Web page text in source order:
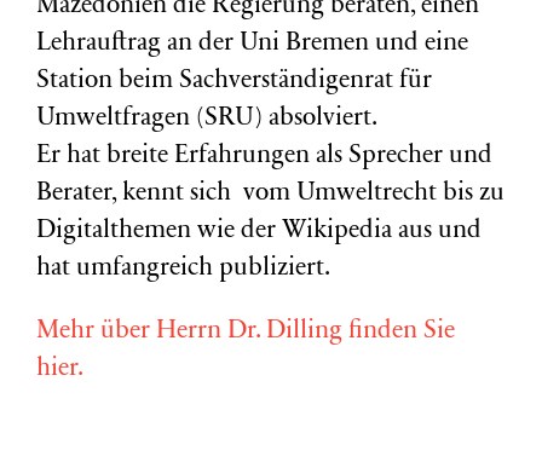
Mazedonien die Regierung beraten, einen
Lehrauftrag an der Uni Bremen und eine
Station beim Sachverständigenrat für
Umweltfragen (SRU) absolviert.
Er hat breite Erfahrungen als Sprecher und
Berater, kennt sich vom Umweltrecht bis zu
Digitalthemen wie der Wikipedia aus und
hat umfangreich publiziert.
Mehr über Herrn Dr. Dilling finden Sie
hier.